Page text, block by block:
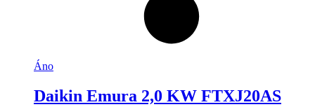
Áno
Daikin Emura 2,0 KW FTXJ20AS